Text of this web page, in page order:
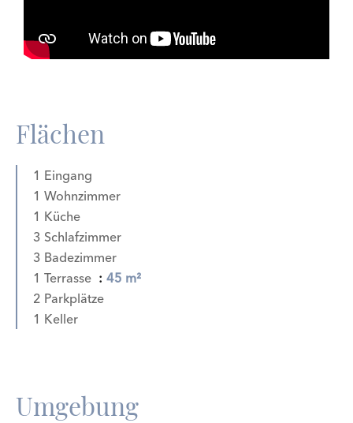
Flächen
1 Eingang
1 Wohnzimmer
1 Küche
3 Schlafzimmer
3 Badezimmer
1 Terrasse
45 m²
2 Parkplätze
1 Keller
Umgebung